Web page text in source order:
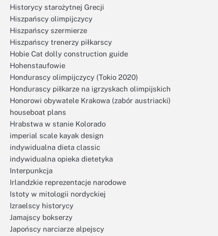
Historycy starożytnej Grecji
Hiszpańscy olimpijczycy
Hiszpańscy szermierze
Hiszpańscy trenerzy piłkarscy
Hobie Cat dolly construction guide
Hohenstaufowie
Hondurascy olimpijczycy (Tokio 2020)
Hondurascy piłkarze na igrzyskach olimpijskich
Honorowi obywatele Krakowa (zabór austriacki)
houseboat plans
Hrabstwa w stanie Kolorado
imperial scale kayak design
indywidualna dieta classic
indywidualna opieka dietetyka
Interpunkcja
Irlandzkie reprezentacje narodowe
Istoty w mitologii nordyckiej
Izraelscy historycy
Jamajscy bokserzy
Japońscy narciarze alpejscy